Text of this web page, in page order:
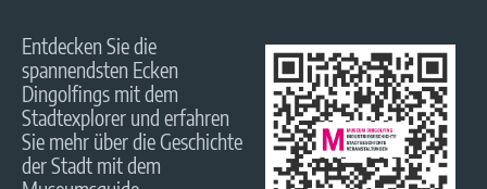
Entdecken Sie die
spannendsten Ecken
Dingolfings mit dem
Stadtexplorer und erfahren
Sie mehr über die Geschichte
der Stadt mit dem